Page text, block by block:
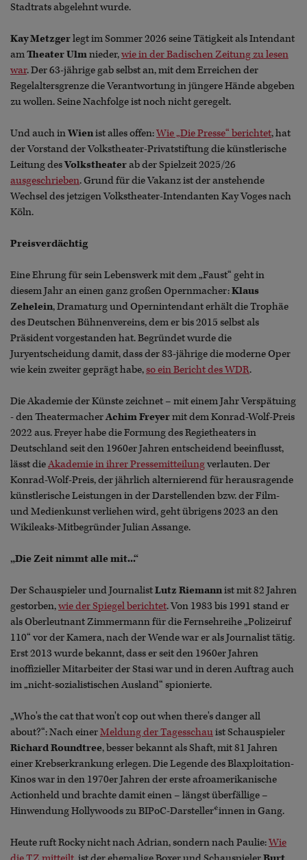
Stadtrats abgelehnt wurde.
Kay Metzgerlegt im Sommer 2026 seine Tätigkeit als Intendant
amTheater Ulmnieder,wie in der Badischen Zeitung zu lesen
war. Der 63-jährige gab selbst an, mit dem Erreichen der
Regelaltersgrenze die Verantwortung in jüngere Hände abgeben
zu wollen. Seine Nachfolge ist noch nicht geregelt.
Und auch inWienist alles offen:Wie „Die Presse“ berichtet, hat
der Vorstand der Volkstheater-Privatstiftung die künstlerische
Leitung desVolkstheaterab der Spielzeit 2025/26
ausgeschrieben. Grund für die Vakanz ist der anstehende
Wechsel des jetzigen Volkstheater-Intendanten Kay Voges nach
Köln.
Preisverdächtig
Eine Ehrung für sein Lebenswerk mit dem „Faust“ geht in
diesem Jahr an einen ganz großen Opernmacher:Klaus
Zehelein, Dramaturg und Opernintendant erhält die Trophäe
des Deutschen Bühnenvereins, dem er bis 2015 selbst als
Präsident vorgestanden hat. Begründet wurde die
Juryentscheidung damit, dass der 83-jährige die moderne Oper
wie kein zweiter geprägt habe,so ein Bericht des WDR.
Die Akademie der Künste zeichnet – mit einem Jahr Verspätuing
- den TheatermacherAchim Freyermit dem Konrad-Wolf-Preis
2022 aus. Freyer habe die Formung des Regietheaters in
Deutschland seit den 1960er Jahren entscheidend beeinflusst,
lässt dieAkademie in ihrer Pressemitteilungverlauten. Der
Konrad-Wolf-Preis, der jährlich alternierend für herausragende
künstlerische Leistungen in der Darstellenden bzw. der Film-
und Medienkunst verliehen wird, geht übrigens 2023 an den
Wikileaks-Mitbegründer Julian Assange.
„Die Zeit nimmt alle mit...“
Der Schauspieler und JournalistLutz Riemannist mit 82 Jahren
gestorben,wie der Spiegel berichtet. Von 1983 bis 1991 stand er
als Oberleutnant Zimmermann für die Fernsehreihe „Polizeiruf
110“ vor der Kamera, nach der Wende war er als Journalist tätig.
Erst 2013 wurde bekannt, dass er seit den 1960er Jahren
inoffizieller Mitarbeiter der Stasi war und in deren Auftrag auch
im „nicht-sozialistischen Ausland“ spionierte.
„Who's the cat that won't cop out when there's danger all
about?“: Nach einerMeldung der Tagesschauist Schauspieler
Richard Roundtree, besser bekannt als Shaft, mit 81 Jahren
einer Krebserkrankung erlegen. Die Legende des Blaxploitation-
Kinos war in den 1970er Jahren der erste afroamerikanische
Actionheld und brachte damit einen – längst überfällige –
Hinwendung Hollywoods zu BIPoC-Darsteller*innen in Gang.
Heute ruft Rocky nicht nach Adrian, sondern nach Paulie:Wie